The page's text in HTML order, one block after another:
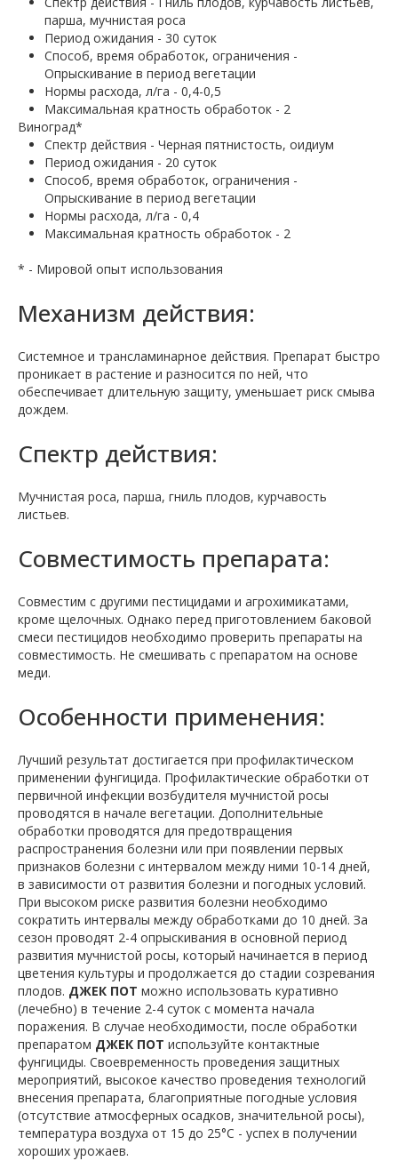
парша, мучнистая роса
Период ожидания - 30 суток
Способ, время обработок, ограничения -
Опрыскивание в период вегетации
Нормы расхода, л/га - 0,4-0,5
Максимальная кратность обработок - 2
Виноград*
Спектр действия - Черная пятнистость, оидиум
Период ожидания - 20 суток
Способ, время обработок, ограничения -
Опрыскивание в период вегетации
Нормы расхода, л/га - 0,4
Максимальная кратность обработок - 2
* - Мировой опыт использования
Механизм действия:
Системное и трансламинарное действия. Препарат быстро
проникает в растение и разносится по ней, что
обеспечивает длительную защиту, уменьшает риск смыва
дождем.
Спектр действия:
Мучнистая роса, парша, гниль плодов, курчавость
листьев.
Совместимость препарата:
Совместим с другими пестицидами и агрохимикатами,
кроме щелочных. Однако перед приготовлением баковой
смеси пестицидов необходимо проверить препараты на
совместимость. Не смешивать с препаратом на основе
меди.
Особенности применения:
Лучший результат достигается при профилактическом
применении фунгицида. Профилактические обработки от
первичной инфекции возбудителя мучнистой росы
проводятся в начале вегетации. Дополнительные
обработки проводятся для предотвращения
распространения болезни или при появлении первых
признаков болезни с интервалом между ними 10-14 дней,
в зависимости от развития болезни и погодных условий.
При высоком риске развития болезни необходимо
сократить интервалы между обработками до 10 дней. За
сезон проводят 2-4 опрыскивания в основной период
развития мучнистой росы, который начинается в период
цветения культуры и продолжается до стадии созревания
плодов. ДЖЕК ПОТ можно использовать куративно
(лечебно) в течение 2-4 суток с момента начала
поражения. В случае необходимости, после обработки
препаратом ДЖЕК ПОТ используйте контактные
фунгициды. Своевременность проведения защитных
мероприятий, высокое качество проведения технологий
внесения препарата, благоприятные погодные условия
(отсутствие атмосферных осадков, значительной росы),
температура воздуха от 15 до 25°С - успех в получении
хороших урожаев.